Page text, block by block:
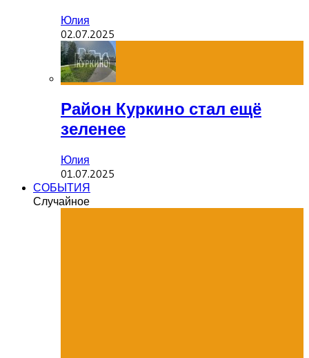
Юлия
02.07.2025
Район Куркино стал ещё
зеленее
Юлия
01.07.2025
СОБЫТИЯ
Случайное